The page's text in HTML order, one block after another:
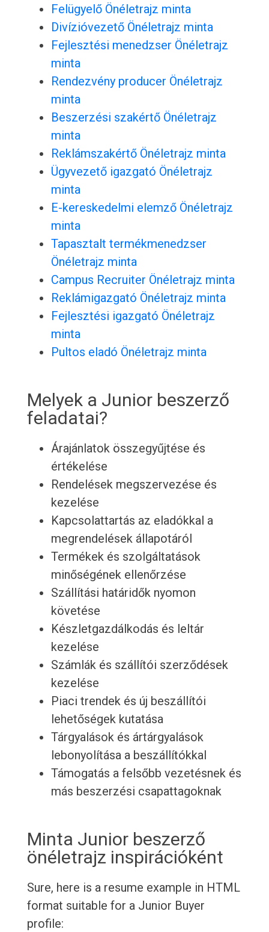
Felügyelő Önéletrajz minta
Divízióvezető Önéletrajz minta
Fejlesztési menedzser Önéletrajz
minta
Rendezvény producer Önéletrajz
minta
Beszerzési szakértő Önéletrajz
minta
Reklámszakértő Önéletrajz minta
Ügyvezető igazgató Önéletrajz
minta
E-kereskedelmi elemző Önéletrajz
minta
Tapasztalt termékmenedzser
Önéletrajz minta
Campus Recruiter Önéletrajz minta
Reklámigazgató Önéletrajz minta
Fejlesztési igazgató Önéletrajz
minta
Pultos eladó Önéletrajz minta
Melyek a Junior beszerző
feladatai?
Árajánlatok összegyűjtése és
értékelése
Rendelések megszervezése és
kezelése
Kapcsolattartás az eladókkal a
megrendelések állapotáról
Termékek és szolgáltatások
minőségének ellenőrzése
Szállítási határidők nyomon
követése
Készletgazdálkodás és leltár
kezelése
Számlák és szállítói szerződések
kezelése
Piaci trendek és új beszállítói
lehetőségek kutatása
Tárgyalások és ártárgyalások
lebonyolítása a beszállítókkal
Támogatás a felsőbb vezetésnek és
más beszerzési csapattagoknak
Minta Junior beszerző
önéletrajz inspirációként
Sure, here is a resume example in HTML
format suitable for a Junior Buyer
profile: